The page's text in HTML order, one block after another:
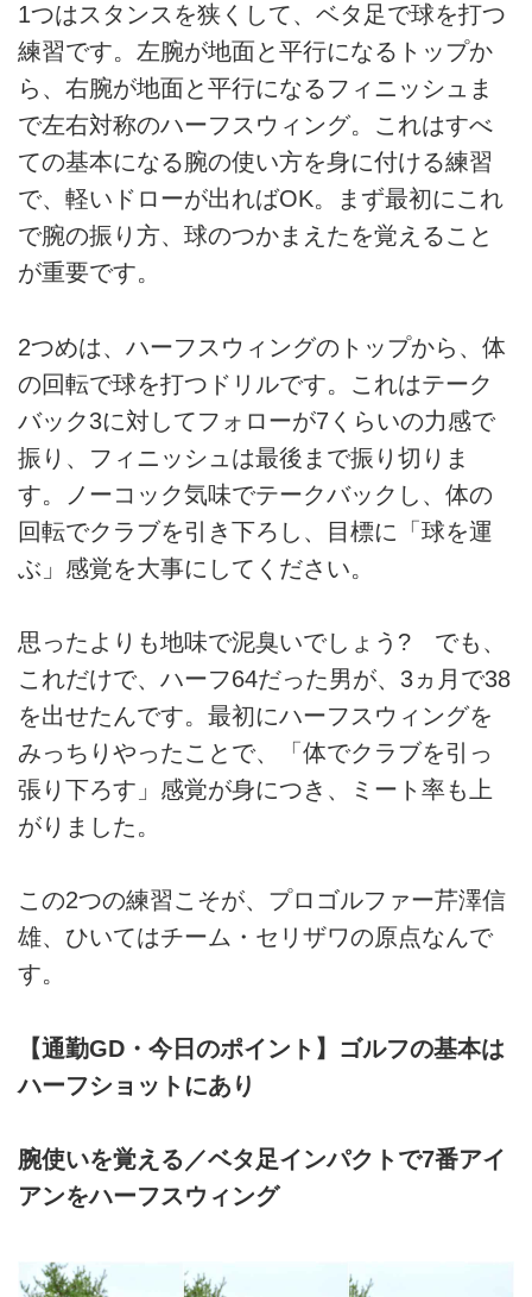
1つはスタンスを狭くして、ベタ足で球を打つ
練習です。左腕が地面と平行になるトップか
ら、右腕が地面と平行になるフィニッシュま
で左右対称のハーフスウィング。これはすべ
ての基本になる腕の使い方を身に付ける練習
で、軽いドローが出ればOK。まず最初にこれ
で腕の振り方、球のつかまえたを覚えること
が重要です。
2つめは、ハーフスウィングのトップから、体
の回転で球を打つドリルです。これはテーク
バック3に対してフォローが7くらいの力感で
振り、フィニッシュは最後まで振り切りま
す。ノーコック気味でテークバックし、体の
回転でクラブを引き下ろし、目標に「球を運
ぶ」感覚を大事にしてください。
思ったよりも地味で泥臭いでしょう? でも、
これだけで、ハーフ64だった男が、3ヵ月で38
を出せたんです。最初にハーフスウィングを
みっちりやったことで、「体でクラブを引っ
張り下ろす」感覚が身につき、ミート率も上
がりました。
この2つの練習こそが、プロゴルファー芹澤信
雄、ひいてはチーム・セリザワの原点なんで
す。
【通勤GD・今日のポイント】ゴルフの基本は
ハーフショットにあり
腕使いを覚える／ベタ足インパクトで7番アイ
アンをハーフスウィング